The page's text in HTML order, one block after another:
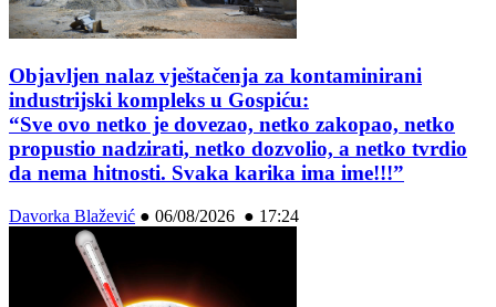
Objavljen nalaz vještačenja za kontaminirani
industrijski kompleks u Gospiću:
“Sve ovo netko je dovezao, netko zakopao, netko
propustio nadzirati, netko dozvolio, a netko tvrdio
da nema hitnosti. Svaka karika ima ime!!!”
Davorka Blažević ● 06/08/2026 ● 17:24